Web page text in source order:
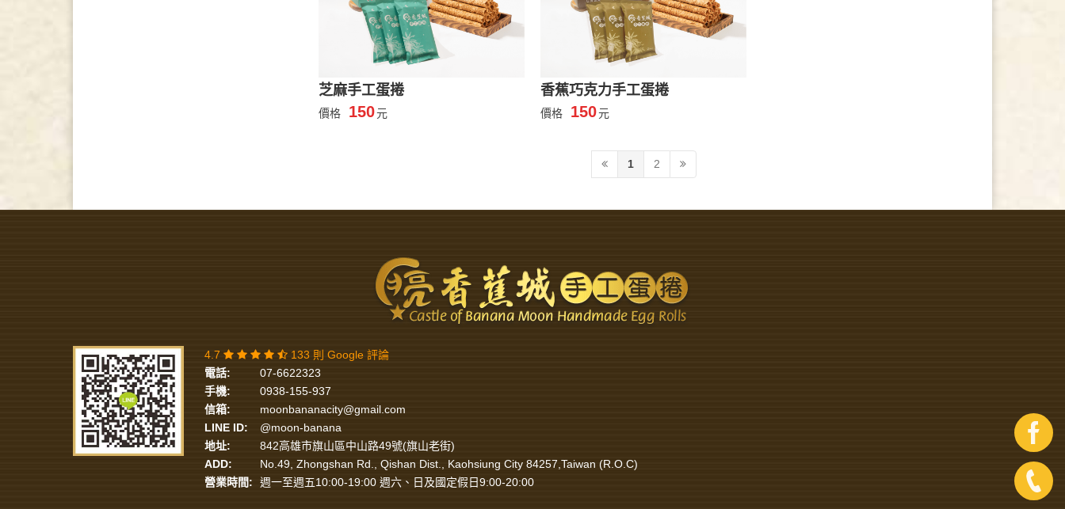
芝麻手工蛋捲
價格 150元
香蕉巧克力手工蛋捲
價格 150元
1 2
4.7
133 則 Google 評論
電話:
07-6622323
手機:
0938-155-937
信箱:
moonbananacity@gmail.com
LINE ID:
@moon-banana
地址:
842高雄市旗山區中山路49號(旗山老街)
ADD:
No.49, Zhongshan Rd., Qishan Dist., Kaohsiung City 84257,Taiwan (R.O.C)
營業時間:
週一至週五10:00-19:00 週六、日及國定假日9:00-20:00